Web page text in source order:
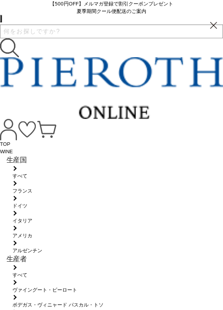
【500円OFF】メルマガ登録で割引クーポンプレゼント
夏季期間クール便配送のご案内
TOP
WINE
生産国
すべて
フランス
ドイツ
イタリア
アメリカ
アルゼンチン
生産者
すべて
ヴァイングート・ピーロート
ボデガス・ヴィニャード パスカル・トソ